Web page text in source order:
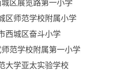
区展览路第一小学
区师范学校附属小学
西城区奋斗小学
范学校附属第一小学
大学亚太实验学校